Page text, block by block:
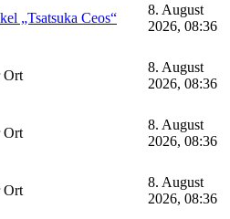
„Tsatsuka Ceos“
8. August
2026, 08:36
Ort
8. August
2026, 08:36
Ort
8. August
2026, 08:36
Ort
8. August
2026, 08:36